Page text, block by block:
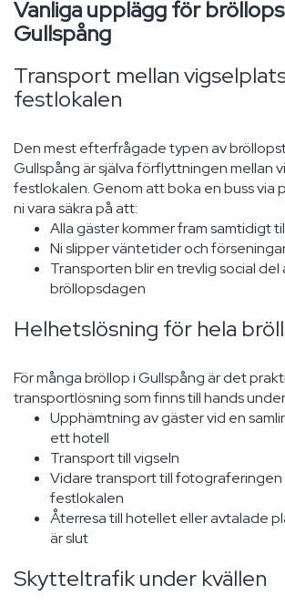
Vanliga upplägg för
Gullspång
Transport mellan
festlokalen
Den mest efterfrågade typen av
Gullspång är själva förflyttningen mellan
festlokalen. Genom att boka en buss via
ni vara säkra på att:
Alla gäster kommer fram samtidigt
Ni slipper väntetider och
Transporten blir en trevlig social del
bröllopsdagen
Helhetslösning för hela
För många bröllop i Gullspång är det
transportlösning som finns till hands
Upphämtning av gäster vid en
ett hotell
Transport till vigseln
Vidare transport till
festlokalen
Återresa till hotellet eller avtalade
är slut
Skytteltrafik under kvällen